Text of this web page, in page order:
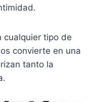
cualquier tipo de
convierte en una
tanto la